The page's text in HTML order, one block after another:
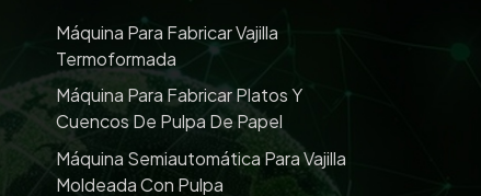
Máquina Para Fabricar Vajilla
Termoformada
Máquina Para Fabricar Platos Y
Cuencos De Pulpa De Papel
Máquina Semiautomática Para Vajilla
Moldeada Con Pulpa